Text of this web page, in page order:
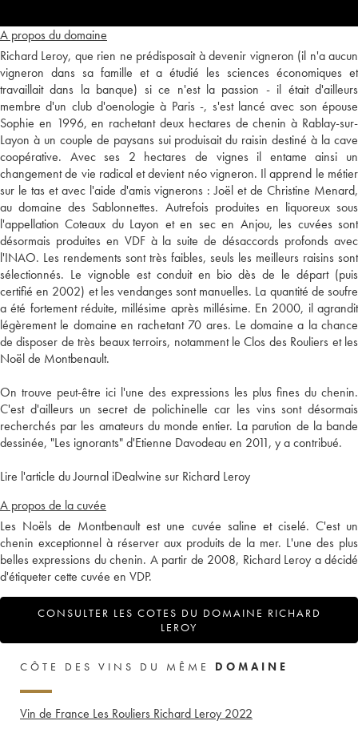
A propos du domaine
Richard Leroy, que rien ne prédisposait à devenir vigneron (il n'a aucun
vigneron dans sa famille et a étudié les sciences économiques et
travaillait dans la banque) si ce n'est la passion - il était d'ailleurs
membre d'un club d'oenologie à Paris -, s'est lancé avec son épouse
Sophie en 1996, en rachetant deux hectares de chenin à Rablay-sur-
Layon à un couple de paysans sui produisait du raisin destiné à la cave
coopérative. Avec ses 2 hectares de vignes il entame ainsi un
changement de vie radical et devient néo vigneron. Il apprend le métier
sur le tas et avec l'aide d'amis vignerons : Joël et de Christine Menard,
au domaine des Sablonnettes. Autrefois produites en liquoreux sous
l'appellation Coteaux du Layon et en sec en Anjou, les cuvées sont
désormais produites en VDF à la suite de désaccords profonds avec
l'INAO. Les rendements sont très faibles, seuls les meilleurs raisins sont
sélectionnés. Le vignoble est conduit en bio dès de le départ (puis
certifié en 2002) et les vendanges sont manuelles. La quantité de soufre
a été fortement réduite, millésime après millésime. En 2000, il agrandit
légèrement le domaine en rachetant 70 ares. Le domaine a la chance
de disposer de très beaux terroirs, notamment le Clos des Rouliers et les
Noël de Montbenault.
On trouve peut-être ici l'une des expressions les plus fines du chenin.
C'est d'ailleurs un secret de polichinelle car les vins sont désormais
recherchés par les amateurs du monde entier. La parution de la bande
dessinée, "Les ignorants" d'Etienne Davodeau en 2011, y a contribué.
Lire l'article du Journal iDealwine sur Richard Leroy
A propos de la cuvée
Les Noëls de Montbenault est une cuvée saline et ciselé. C'est un
chenin exceptionnel à réserver aux produits de la mer. L'une des plus
belles expressions du chenin. A partir de 2008, Richard Leroy a décidé
d'étiqueter cette cuvée en VDP.
CONSULTER LES COTES DU DOMAINE RICHARD
LEROY
CÔTE DES VINS DU MÊME DOMAINE
Vin de France Les Rouliers Richard Leroy 2022